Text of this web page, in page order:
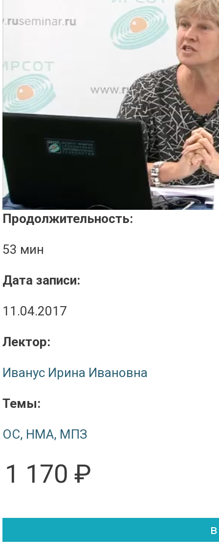
Продолжительность:
53 мин
Дата записи:
11.04.2017
Лектор:
Иванус Ирина Ивановна
Темы:
ОС, НМА, МПЗ
1 170 ₽